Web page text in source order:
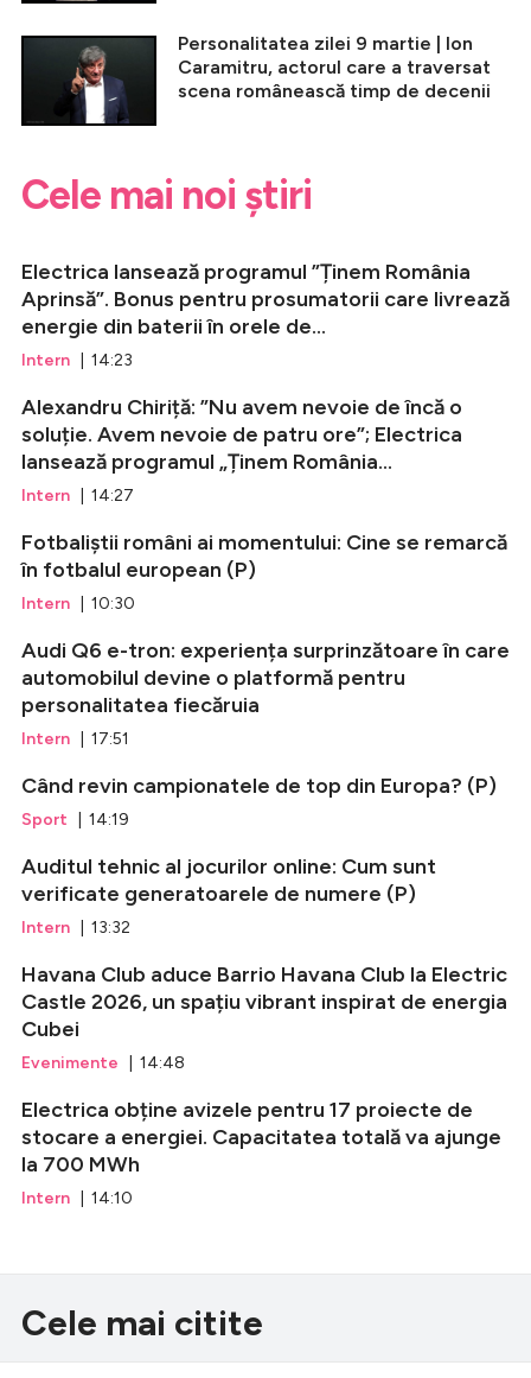
Personalitatea zilei 9 martie | Ion
Caramitru, actorul care a traversat
scena românească timp de decenii
Cele mai noi știri
Electrica lansează programul ”Ținem România
Aprinsă”. Bonus pentru prosumatorii care livrează
energie din baterii în orele de...
Intern | 14:23
Alexandru Chiriță: ”Nu avem nevoie de încă o
soluție. Avem nevoie de patru ore”; Electrica
lansează programul „Ținem România...
Intern | 14:27
Fotbaliștii români ai momentului: Cine se remarcă
în fotbalul european (P)
Intern | 10:30
Audi Q6 e-tron: experiența surprinzătoare în care
automobilul devine o platformă pentru
personalitatea fiecăruia
Intern | 17:51
Când revin campionatele de top din Europa? (P)
Sport | 14:19
Auditul tehnic al jocurilor online: Cum sunt
verificate generatoarele de numere (P)
Intern | 13:32
Havana Club aduce Barrio Havana Club la Electric
Castle 2026, un spațiu vibrant inspirat de energia
Cubei
Evenimente | 14:48
Electrica obține avizele pentru 17 proiecte de
stocare a energiei. Capacitatea totală va ajunge
la 700 MWh
Intern | 14:10
Cele mai citite